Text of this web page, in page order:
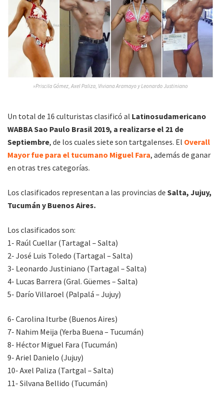
»Priscila Gómez, Axel Paliza, Viviana Aramayo y Leonardo Justiniano
Un total de 16 culturistas clasificó al Latinosudamericano
WABBA Sao Paulo Brasil 2019, a realizarse el 21 de
Septiembre, de los cuales siete son tartgalenses. El Overall
Mayor fue para el tucumano Miguel Fara, además de ganar
en otras tres categorías.
Los clasificados representan a las provincias de Salta, Jujuy,
Tucumán y Buenos Aires.
Los clasificados son:
1- Raúl Cuellar (Tartagal – Salta)
2- José Luis Toledo (Tartagal – Salta)
3- Leonardo Justiniano (Tartagal – Salta)
4- Lucas Barrera (Gral. Güemes – Salta)
5- Darío Villaroel (Palpalá – Jujuy)
6- Carolina Iturbe (Buenos Aires)
7- Nahim Meija (Yerba Buena – Tucumán)
8- Héctor Miguel Fara (Tucumán)
9- Ariel Danielo (Jujuy)
10- Axel Paliza (Tartgal – Salta)
11- Silvana Bellido (Tucumán)